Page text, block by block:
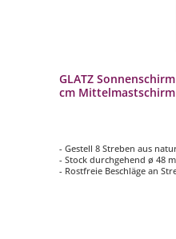
GLATZ
cm
- Gestell 8 Streben aus
- Stock durchgehend ø 48
- Rostfreie Beschläge an